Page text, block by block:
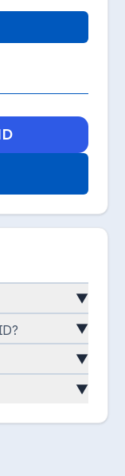
▼
▼
▼
▼